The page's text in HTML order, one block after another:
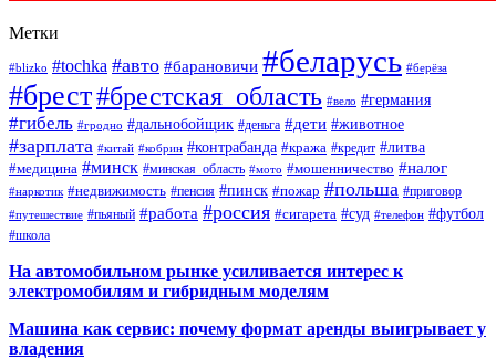
Метки
#blizko #tochka #авто #барановичи #беларусь #берёза
#брест#брестская_область #вело #германия
#гибель #гродно #дальнобойщик #деньга #дети #животное
#зарплата #китай #кобрин #контрабанда #кража #кредит #литва
#медицина #минск #минская_область #мото #мошенничество #налог
#наркотик #недвижимость #пенсия #пинск #пожар #польша #приговор
#путешествие #пьяный #работа #россия #сигарета #суд #телефон #футбол
#школа
На автомобильном рынке усиливается интерес к
электромобилям и гибридным моделям
Машина как сервис: почему формат аренды выигрывает у
владения